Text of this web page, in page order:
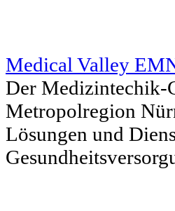
Medical Valley
Der Medizintechik-
Metropolregion
Lösungen und